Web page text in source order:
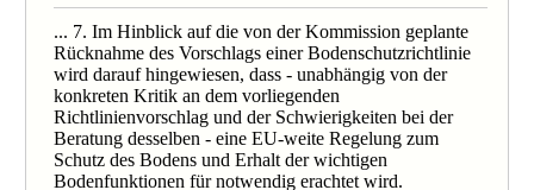
... 7. Im Hinblick auf die von der Kommission geplante
Rücknahme des Vorschlags einer Bodenschutzrichtlinie
wird darauf hingewiesen, dass - unabhängig von der
konkreten Kritik an dem vorliegenden
Richtlinienvorschlag und der Schwierigkeiten bei der
Beratung desselben - eine EU-weite Regelung zum
Schutz des Bodens und Erhalt der wichtigen
Bodenfunktionen für notwendig erachtet wird.